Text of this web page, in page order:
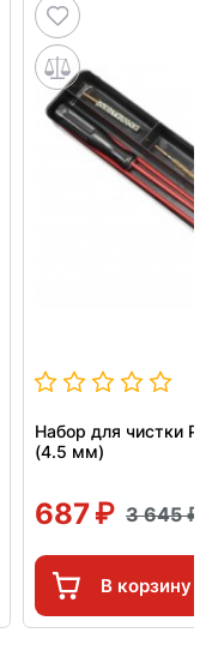
Набор для чистки
(4.5 мм)
687 3 645
В корзину